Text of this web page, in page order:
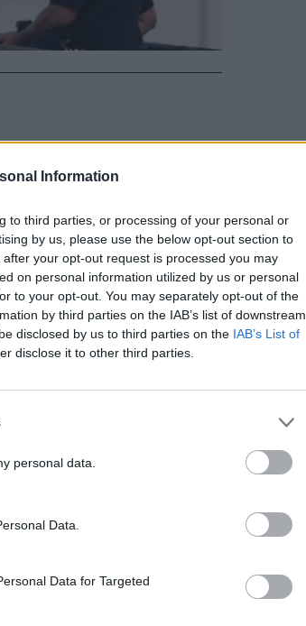
Information
to third parties, or processing of your personal or
by us, please use the below opt-out section to
your opt-out request is processed you may
on personal information utilized by us or personal
to your opt-out. You may separately opt-out of the
by third parties on the IAB’s list of downstream
disclosed by us to third parties on the IAB’s List of
disclose it to other third parties.
personal data.
Data.
Data for Targeted